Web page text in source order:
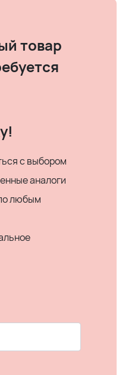
товар
с выбором
аналоги
любым